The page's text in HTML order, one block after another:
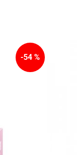
-54 %